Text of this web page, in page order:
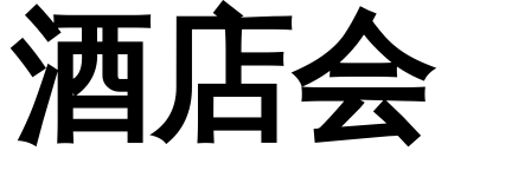
酒店会